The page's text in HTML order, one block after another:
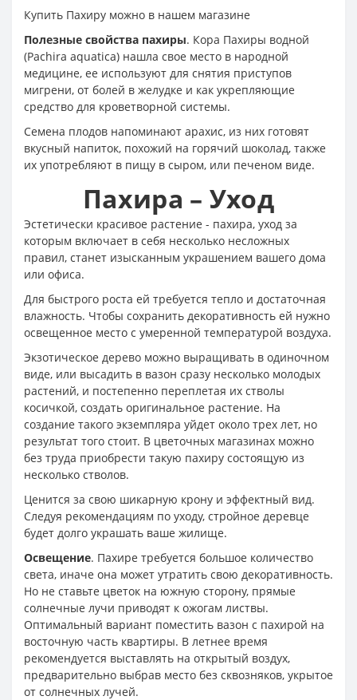
Купить Пахиру можно в нашем магазине
Полезные свойства пахиры. Кора Пахиры водной
(Pachira aquatica) нашла свое место в народной
медицине, ее используют для снятия приступов
мигрени, от болей в желудке и как укрепляющие
средство для кроветворной системы.
Семена плодов напоминают арахис, из них готовят
вкусный напиток, похожий на горячий шоколад, также
их употребляют в пищу в сыром, или печеном виде.
Пахира – Уход
Эстетически красивое растение - пахира, уход за
которым включает в себя несколько несложных
правил, станет изысканным украшением вашего дома
или офиса.
Для быстрого роста ей требуется тепло и достаточная
влажность. Чтобы сохранить декоративность ей нужно
освещенное место с умеренной температурой воздуха.
Экзотическое дерево можно выращивать в одиночном
виде, или высадить в вазон сразу несколько молодых
растений, и постепенно переплетая их стволы
косичкой, создать оригинальное растение. На
создание такого экземпляра уйдет около трех лет, но
результат того стоит. В цветочных магазинах можно
без труда приобрести такую пахиру состоящую из
несколько стволов.
Ценится за свою шикарную крону и эффектный вид.
Следуя рекомендациям по уходу, стройное деревце
будет долго украшать ваше жилище.
Освещение. Пахире требуется большое количество
света, иначе она может утратить свою декоративность.
Но не ставьте цветок на южную сторону, прямые
солнечные лучи приводят к ожогам листвы.
Оптимальный вариант поместить вазон с пахирой на
восточную часть квартиры. В летнее время
рекомендуется выставлять на открытый воздух,
предварительно выбрав место без сквозняков, укрытое
от солнечных лучей.